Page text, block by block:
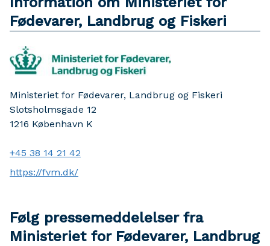
Fødevarer, Landbrug og Fiskeri
Ministeriet for Fødevarer, Landbrug og Fiskeri
Slotsholmsgade 12
1216 København K
+45 38 14 21 42
https://fvm.dk/
Følg pressemeddelelser fra
Ministeriet for Fødevarer, Landbrug